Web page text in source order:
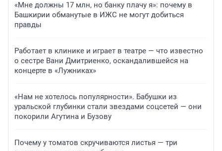
«Мне должны 17 млн, но банку плачу я»: почему в
Башкирии обманутые в ИЖС не могут добиться
правды
Работает в клинике и играет в театре — что известно
о сестре Вани Дмитриенко, оскандалившейся на
концерте в «Лужниках»
«Нам не хотелось популярности». Бабушки из
уральской глубинки стали звездами соцсетей — они
покорили Агутина и Бузову
Почему у томатов скручиваются листья — три